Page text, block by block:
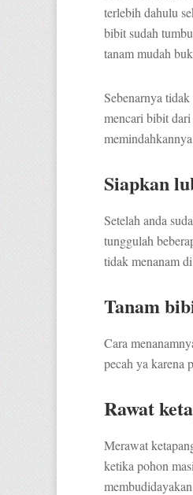
terlebih dahulu
bibit sudah
tanam mudah
Sebenarnya
mencari bibit
Siapkan
Setelah anda
tunggulah
tidak menanam
Tanam
Cara
pecah ya karena
Rawat
Merawat
ketika pohon